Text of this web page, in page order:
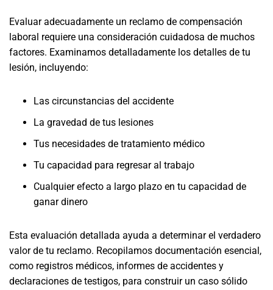
Evaluar adecuadamente un reclamo de compensación
laboral requiere una consideración cuidadosa de muchos
factores. Examinamos detalladamente los detalles de tu
lesión, incluyendo:
Las circunstancias del accidente
La gravedad de tus lesiones
Tus necesidades de tratamiento médico
Tu capacidad para regresar al trabajo
Cualquier efecto a largo plazo en tu capacidad de
ganar dinero
Esta evaluación detallada ayuda a determinar el verdadero
valor de tu reclamo. Recopilamos documentación esencial,
como registros médicos, informes de accidentes y
declaraciones de testigos, para construir un caso sólido